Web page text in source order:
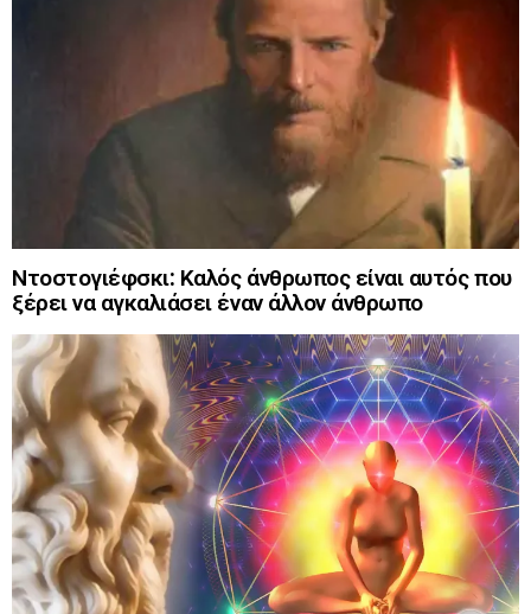
Ντοστογιέφσκι: Καλός άνθρωπος είναι αυτός που
ξέρει να αγκαλιάσει έναν άλλον άνθρωπο